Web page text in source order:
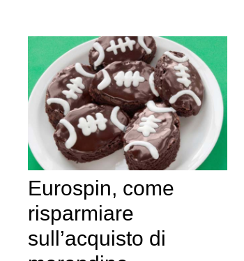
Eurospin, come
risparmiare
sull’acquisto di